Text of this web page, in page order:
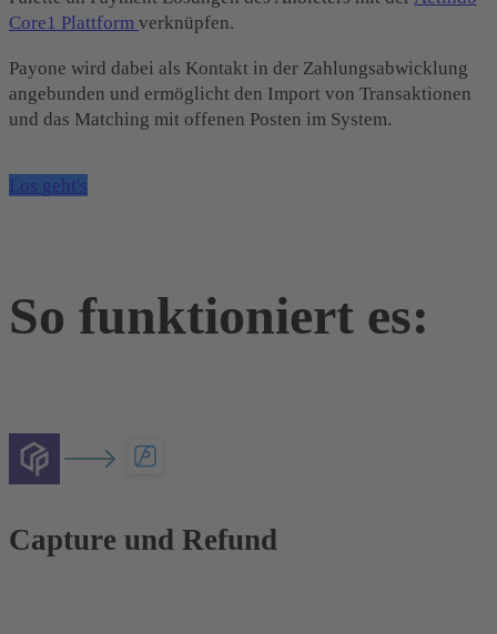
Core1 Plattform verknüpfen.
Payone wird dabei als Kontakt in der Zahlungsabwicklung
angebunden und ermöglicht den Import von Transaktionen
und das Matching mit offenen Posten im System.
Los geht's
So funktioniert es:
Capture und Refund